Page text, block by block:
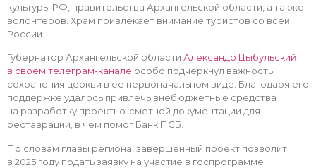
культуры РФ, правительства Архангельской области, а также
волонтеров. Храм привлекает внимание туристов со всей
России.
Губернатор Архангельской области Александр Цыбульский
в своём телеграм-канале особо подчеркнул важность
сохранения церкви в ее первоначальном виде. Благодаря его
поддержке удалось привлечь внебюджетные средства
на разработку проектно-сметной документации для
реставрации, в чем помог Банк ПСБ.
По словам главы региона, завершенный проект позволит
в 2025 году подать заявку на участие в госпрограмме